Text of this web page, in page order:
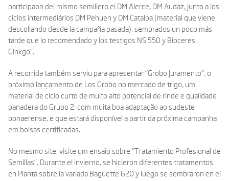
participaon del mismo semillero el DM Alerce, DM Audaz, junto a los
ciclos intermediários DM Pehuen y DM Catalpa (material que viene
descollando desde la campaña pasada), sembrados un poco más
tarde que lo recomendado y los testigos NS 550 y Bioceres
Ginkgo”.
A recorrida também serviu para apresentar “Grobo Juramento”, o
próximo lançamento de Los Grobo no mercado de trigo, um
material de ciclo curto de muito alto potencial de rinde e qualidade
panadera do Grupo 2, com muita boa adaptação ao sudeste
bonaerense, e que estará disponível a partir da próxima campanha
em bolsas certificadas.
No mesmo site, visite um ensaio sobre “Tratamiento Profesional de
Semillas”. Durante el invierno, se hicieron diferentes tratamentos
en Planta sobre la variada Baguette 620 y luego se sembraron en el